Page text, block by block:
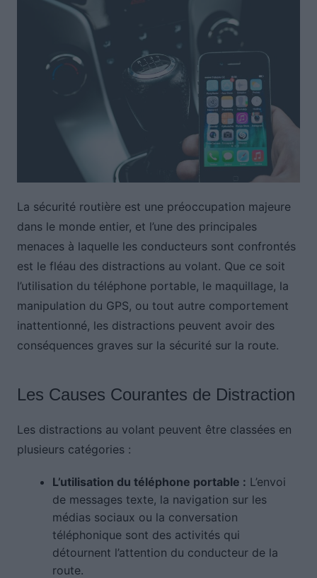
La sécurité routière est une préoccupation majeure
dans le monde entier, et l’une des principales
menaces à laquelle les conducteurs sont confrontés
est le fléau des distractions au volant. Que ce soit
l’utilisation du téléphone portable, le maquillage, la
manipulation du GPS, ou tout autre comportement
inattentionné, les distractions peuvent avoir des
conséquences graves sur la sécurité sur la route.
Les Causes Courantes de Distraction
Les distractions au volant peuvent être classées en
plusieurs catégories :
L’utilisation du téléphone portable : L’envoi
de messages texte, la navigation sur les
médias sociaux ou la conversation
téléphonique sont des activités qui
détournent l’attention du conducteur de la
route.